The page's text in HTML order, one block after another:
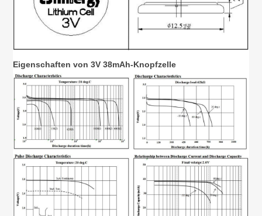
Eigenschaften von 3V 38mAh-Knopfzelle